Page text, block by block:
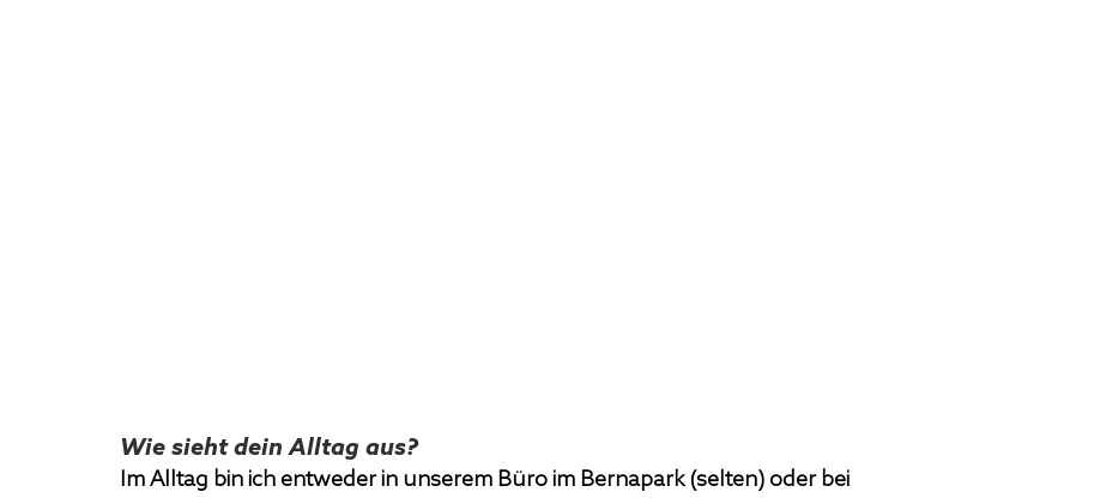
Wie sieht dein Alltag aus?
Im Alltag bin ich entweder in unserem Büro im Bernapark (selten) oder bei